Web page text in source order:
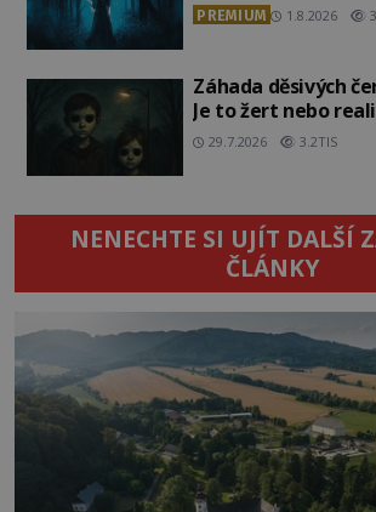
PREMIUM 1.8.2026
Záhada děsivých
Je to žert nebo
29.7.2026 3.2TIS
NENECHTE SI UJÍT DALŠÍ
ČLÁNKY